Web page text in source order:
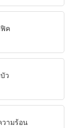
ค
ว
ามร้อน